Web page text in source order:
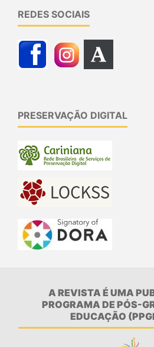
REDES SOCIAIS
PRESERVAÇÃO DIGITAL
A REVISTA É UMA
PROGRAMA DE PÓS-
EDUCAÇÃO